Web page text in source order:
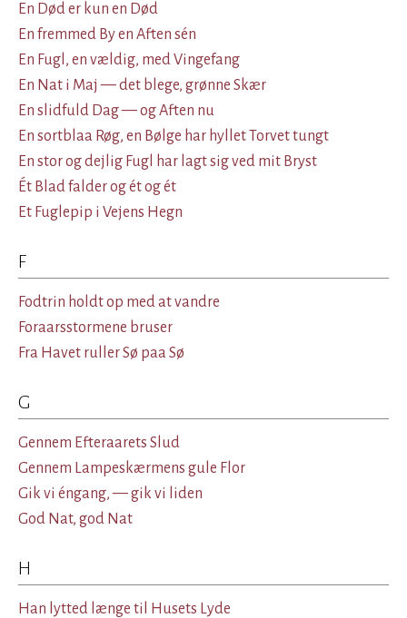
En Død er kun en Død
En fremmed By en Aften sén
En Fugl, en vældig, med Vingefang
En Nat i Maj — det blege, grønne Skær
En slidfuld Dag — og Aften nu
En sortblaa Røg, en Bølge har hyllet Torvet tungt
En stor og dejlig Fugl har lagt sig ved mit Bryst
Ét Blad falder og ét og ét
Et Fuglepip i Vejens Hegn
F
Fodtrin holdt op med at vandre
Foraarsstormene bruser
Fra Havet ruller Sø paa Sø
G
Gennem Efteraarets Slud
Gennem Lampeskærmens gule Flor
Gik vi éngang, — gik vi liden
God Nat, god Nat
H
Han lytted længe til Husets Lyde